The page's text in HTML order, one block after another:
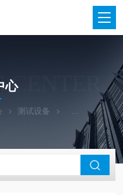
CENTER
心
测试设备 电学测试设备